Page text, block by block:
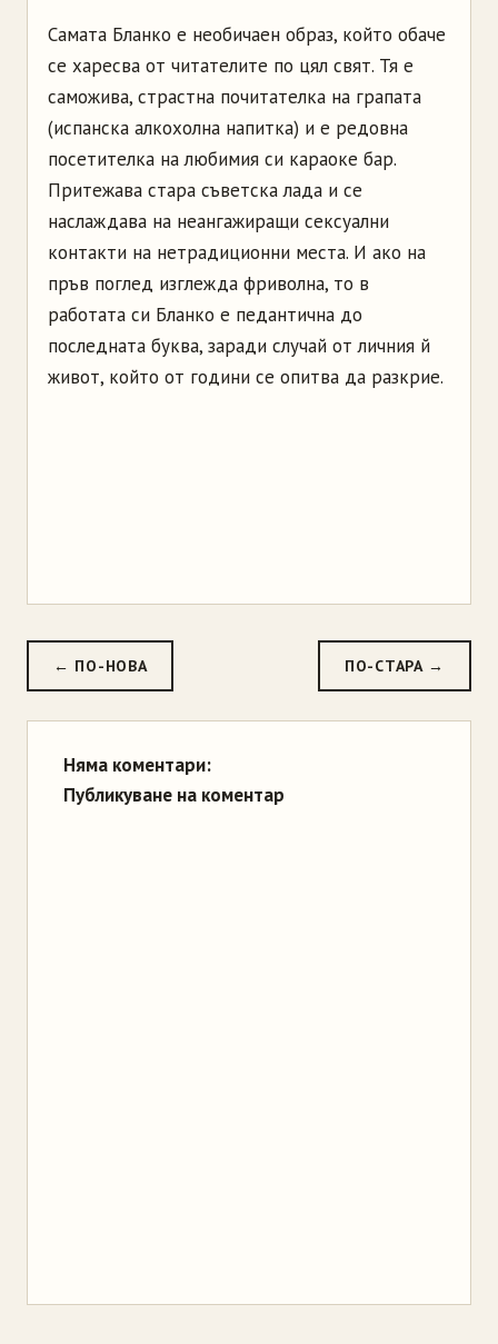
Самата Бланко е необичаен образ, който обаче
се харесва от читателите по цял свят. Тя е
саможива, страстна почитателка на грапата
(испанска алкохолна напитка) и е редовна
посетителка на любимия си караоке бар.
Притежава стара съветска лада и се
наслаждава на неангажиращи сексуални
контакти на нетрадиционни места. И ако на
пръв поглед изглежда фриволна, то в
работата си Бланко е педантична до
последната буква, заради случай от личния й
живот, който от години се опитва да разкрие.
← ПО-НОВА ПО-СТАРА →
Няма коментари:
Публикуване на коментар